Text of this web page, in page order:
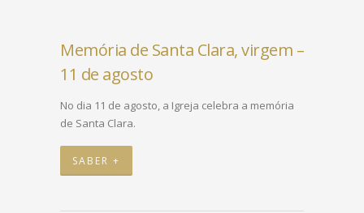
Memória de Santa Clara, virgem –
11 de agosto
No dia 11 de agosto, a Igreja celebra a memória
de Santa Clara.
SABER +